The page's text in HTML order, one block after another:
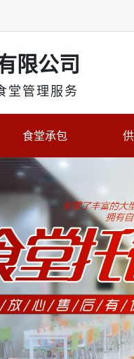
限公司
堂管理服务
食堂承包